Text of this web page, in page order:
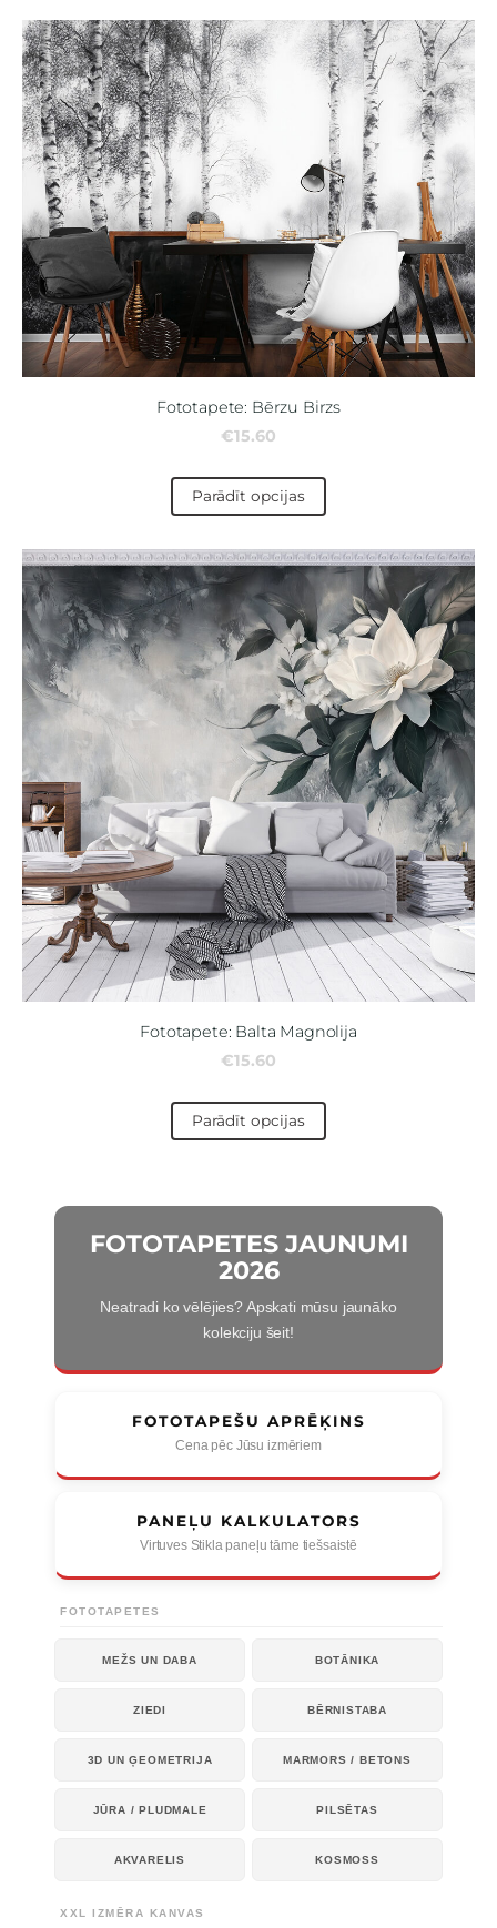
FOTOTAPETES JAUNUMI
2026
Neatradi ko vēlējies? Apskati mūsu jaunāko
kolekciju šeit!
FOTOTAPEŠU APRĒĶINS
Cena pēc Jūsu izmēriem
PANEĻU KALKULATORS
Virtuves Stikla paneļu tāme tiešsaistē
FOTOTAPETES
MEŽS UN DABA BOTĀNIKA
ZIEDI BĒRNISTABA
3D UN ĢEOMETRIJA MARMORS / BETONS
JŪRA / PLUDMALE PILSĒTAS
AKVARELIS KOSMOSS
XXL IZMĒRA KANVAS
Fototapete: Bērzu Birzs
€15.60
Parādīt opcijas
Fototapete: Balta Magnolija
€15.60
Parādīt opcijas